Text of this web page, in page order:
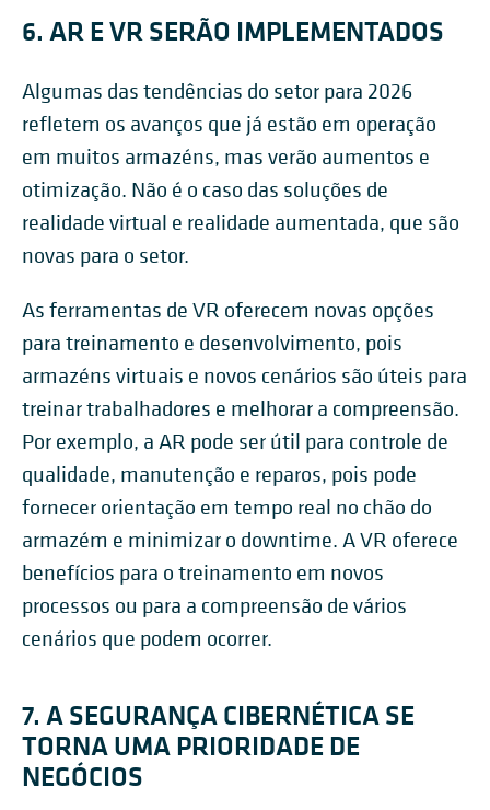
6. AR E VR SERÃO IMPLEMENTADOS
Algumas das tendências do setor para 2026
refletem os avanços que já estão em operação
em muitos armazéns, mas verão aumentos e
otimização. Não é o caso das soluções de
realidade virtual e realidade aumentada, que são
novas para o setor.
As ferramentas de VR oferecem novas opções
para treinamento e desenvolvimento, pois
armazéns virtuais e novos cenários são úteis para
treinar trabalhadores e melhorar a compreensão.
Por exemplo, a AR pode ser útil para controle de
qualidade, manutenção e reparos, pois pode
fornecer orientação em tempo real no chão do
armazém e minimizar o downtime. A VR oferece
benefícios para o treinamento em novos
processos ou para a compreensão de vários
cenários que podem ocorrer.
7. A SEGURANÇA CIBERNÉTICA SE
TORNA UMA PRIORIDADE DE
NEGÓCIOS